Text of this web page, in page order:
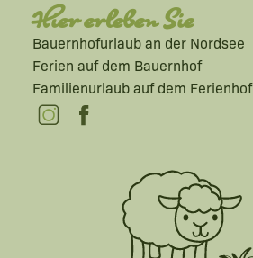
Hier erleben Sie
Bauernhofurlaub an der Nordsee
Ferien auf dem Bauernhof
Familienurlaub auf dem Ferienhof